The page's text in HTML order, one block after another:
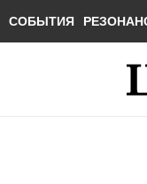
СОБЫТИЯ